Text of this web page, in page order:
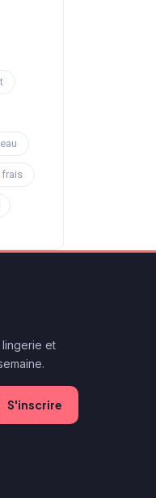
frais
lingerie et
S'inscrire